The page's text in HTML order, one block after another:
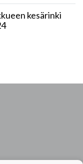
kesärinki